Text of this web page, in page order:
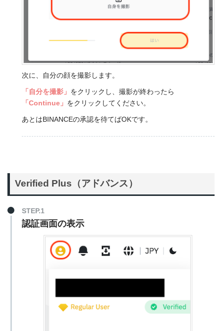
次に、自分の顔を撮影します。
「自分を撮影」 をクリックし、撮影が終わったら
「Continue」 をクリックしてください。
あとはBINANCEの承認を待てばOKです。
Verified Plus（アドバンス）
STEP.1
認証画面の表示